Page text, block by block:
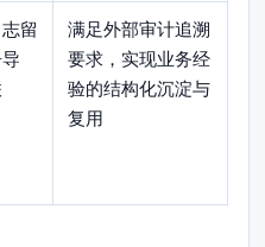
留
满足外部审计追溯
要求，实现业务经
验的结构化沉淀与
复用